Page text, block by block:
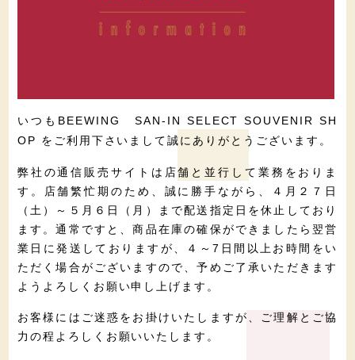
いつも BEEWING
SAN-IN SELECT SOUVENIR SH
OP をご利用下さいまして誠にありがとうございます。
弊社の通信販売サイトは店舗と並行して業務をおりま
す。店舗繁忙期のため、誠に勝手ながら、４月２７日
（土）～５月６日（月）まで配送指定日を休止しており
ます。通常ですと、商品在庫の確保ができましたら翌営
業日に発送しておりますが、４～7日間以上お時間をい
ただく場合がございますので、予めご了承いただきます
ようよろしくお願い申し上げます。
お客様にはご迷惑をお掛けいたしますが、ご理解とご協
力の程よろしくお願いいたします。